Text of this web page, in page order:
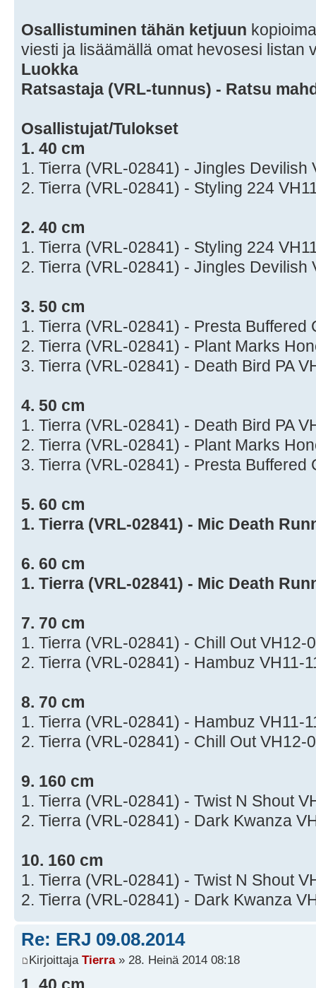
Osallistuminen tähän ketjuun
viesti ja lisäämällä omat hevosesi listan
Luokka
Ratsastaja (VRL-tunnus) - Ratsu
Osallistujat/Tulokset
1. 40 cm
1. Tierra (VRL-02841) - Jingles Devilish
2. Tierra (VRL-02841) - Styling 224
2. 40 cm
1. Tierra (VRL-02841) - Styling 224
2. Tierra (VRL-02841) - Jingles Devilish
3. 50 cm
1. Tierra (VRL-02841) - Presta Buffered
2. Tierra (VRL-02841) - Plant Marks
3. Tierra (VRL-02841) - Death Bird PA
4. 50 cm
1. Tierra (VRL-02841) - Death Bird PA
2. Tierra (VRL-02841) - Plant Marks
3. Tierra (VRL-02841) - Presta Buffered
5. 60 cm
1. Tierra (VRL-02841) - Mic Death
6. 60 cm
1. Tierra (VRL-02841) - Mic Death
7. 70 cm
1. Tierra (VRL-02841) - Chill Out VH12-
2. Tierra (VRL-02841) - Hambuz VH11-
8. 70 cm
1. Tierra (VRL-02841) - Hambuz VH11-
2. Tierra (VRL-02841) - Chill Out VH12-
9. 160 cm
1. Tierra (VRL-02841) - Twist N Shout
2. Tierra (VRL-02841) - Dark Kwanza
10. 160 cm
1. Tierra (VRL-02841) - Twist N Shout
2. Tierra (VRL-02841) - Dark Kwanza
Re: ERJ 09.08.2014
Kirjoittaja Tierra» 28. Heinä 2014 08:18